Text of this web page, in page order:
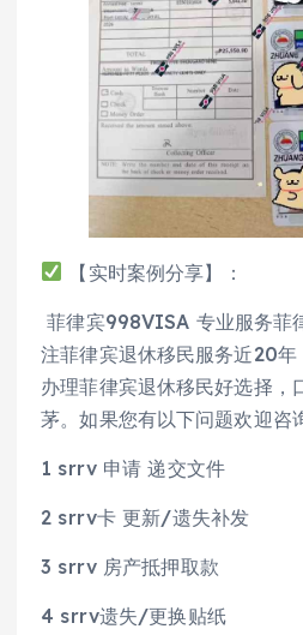
【实时案例分享】：
菲律宾998VISA 专业服务菲
注菲律宾退休移民服务近20
办理菲律宾退休移民好选择，
茅。如果您有以下问题欢迎咨
1 srrv 申请 递交文件
2 srrv卡 更新/遗失补发
3 srrv 房产抵押取款
4 srrv遗失/更换贴纸